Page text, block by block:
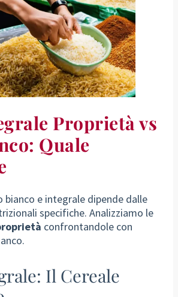
Proprietà vs
Quale
bianco e integrale dipende dalle
specifiche. Analizziamo le
confrontandole con
Il Cereale